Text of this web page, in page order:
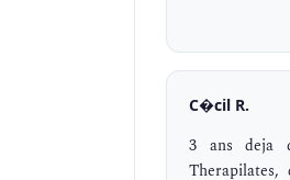
C�cil R.
3 ans deja